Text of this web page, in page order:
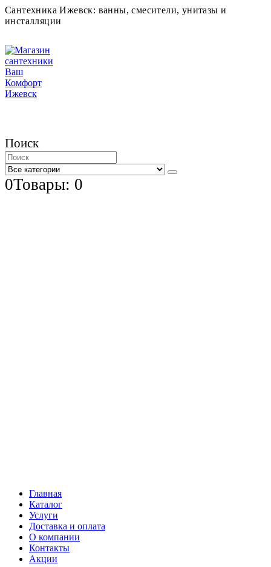
Сантехника Ижевск: ванны, смесители, унитазы и
инсталляции
Поиск
0Товары: 0
Главная
Каталог
Услуги
Доставка и оплата
О компании
Контакты
Акции